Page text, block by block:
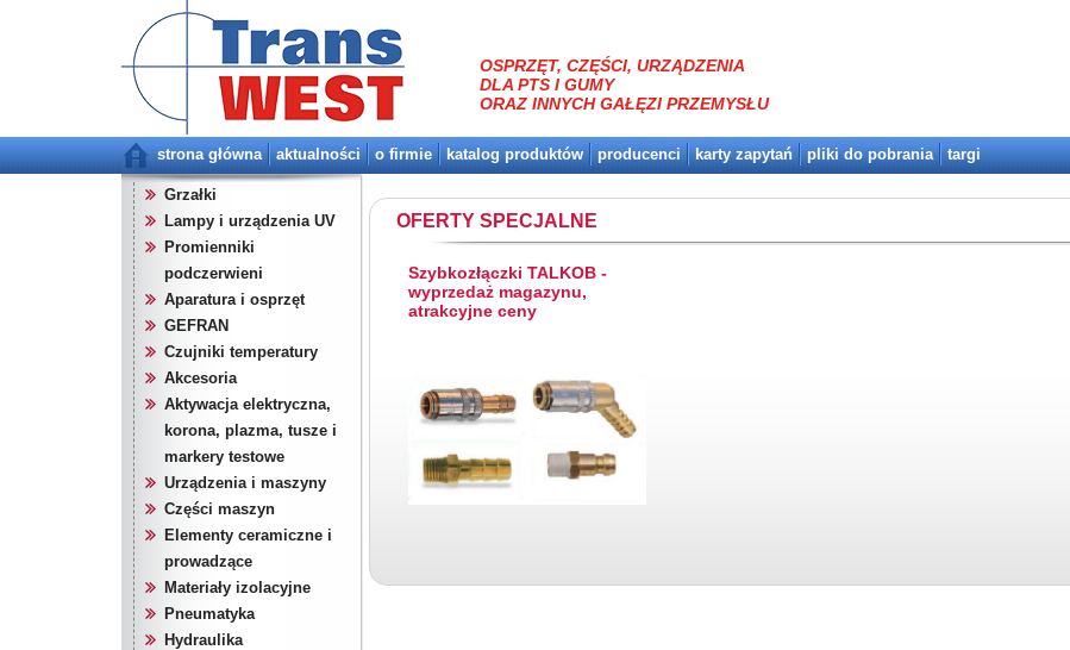
OSPRZĘT, CZĘŚCI, URZĄDZENIA
DLA PTS I GUMY
ORAZ INNYCH GAŁĘZI PRZEMYSŁU
strona główna aktualności o firmie katalog produktów producenci karty zapytań pliki do pobrania targi
Grzałki
Lampy i urządzenia UV
Promienniki
podczerwieni
Aparatura i osprzęt
GEFRAN
Czujniki temperatury
Akcesoria
Aktywacja elektryczna,
korona, plazma, tusze i
markery testowe
Urządzenia i maszyny
Części maszyn
Elementy ceramiczne i
prowadzące
Materiały izolacyjne
Pneumatyka
Hydraulika
OFERTY SPECJALNE
Szybkozłączki TALKOB -
wyprzedaż magazynu,
atrakcyjne ceny